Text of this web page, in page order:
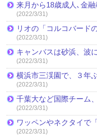
来月から18歳成人､金
(2022/3/31)
リオの「コルコバード
(2022/3/31)
キャンバスは砂浜、波
(2022/3/31)
横浜市三渓園で、３年
(2022/3/31)
千葉大など国際チーム
(2022/3/31)
ワッペンやネクタイで
(2022/3/31)